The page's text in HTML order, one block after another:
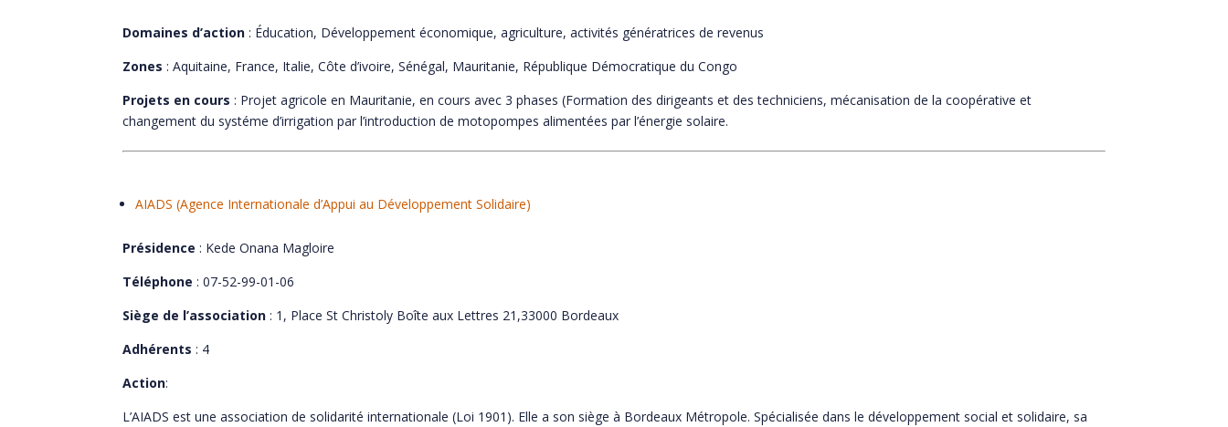
Domaines d’action : Éducation, Développement économique, agriculture, activités génératrices de revenus
Zones : Aquitaine, France, Italie, Côte d’ivoire, Sénégal, Mauritanie, République Démocratique du Congo
Projets en cours : Projet agricole en Mauritanie, en cours avec 3 phases (Formation des dirigeants et des techniciens, mécanisation de la coopérative et
changement du systéme d’irrigation par l’introduction de motopompes alimentées par l’énergie solaire.
AIADS (Agence Internationale d’Appui au Développement Solidaire)
Présidence : Kede Onana Magloire
Téléphone : 07-52-99-01-06
Siège de l’association : 1, Place St Christoly Boîte aux Lettres 21,33000 Bordeaux
Adhérents : 4
Action:
L’AIADS est une association de solidarité internationale (Loi 1901). Elle a son siège à Bordeaux Métropole. Spécialisée dans le développement social et solidaire, sa